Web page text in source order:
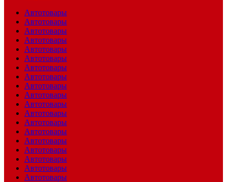
Автотовары
Автотовары
Автотовары
Автотовары
Автотовары
Автотовары
Автотовары
Автотовары
Автотовары
Автотовары
Автотовары
Автотовары
Автотовары
Автотовары
Автотовары
Автотовары
Автотовары
Автотовары
Автотовары